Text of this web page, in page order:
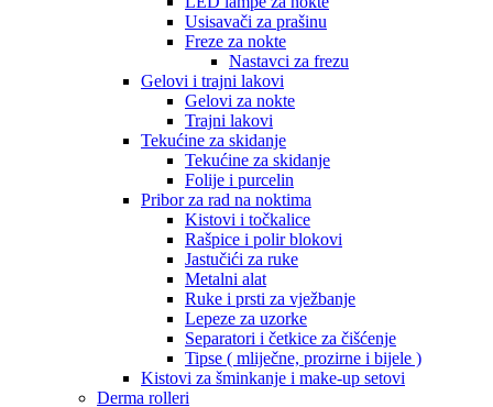
Usisavači za prašinu
Freze za nokte
Nastavci za frezu
Gelovi i trajni lakovi
Gelovi za nokte
Trajni lakovi
Tekućine za skidanje
Tekućine za skidanje
Folije i purcelin
Pribor za rad na noktima
Kistovi i točkalice
Rašpice i polir blokovi
Jastučići za ruke
Metalni alat
Ruke i prsti za vježbanje
Lepeze za uzorke
Separatori i četkice za čišćenje
Tipse ( mliječne, prozirne i bijele )
Kistovi za šminkanje i make-up setovi
Derma rolleri